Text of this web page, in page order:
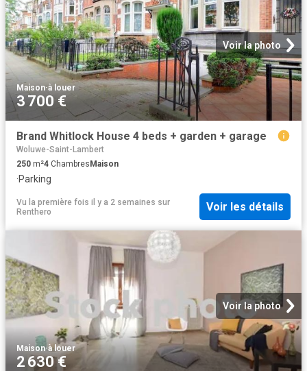
Voir la photo
Maison·à louer
3 700 €
Brand Whitlock House 4 beds + garden + garage
Woluwe-Saint-Lambert
250 m²4 ChambresMaison
·Parking
Vu la première fois il y a 2 semaines sur
Renthero
Voir les détails
Voir la photo
Maison·à louer
2 630 €